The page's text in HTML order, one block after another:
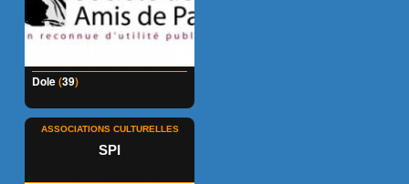
Dole(39)
ASSOCIATIONS CULTURELLES
SPI